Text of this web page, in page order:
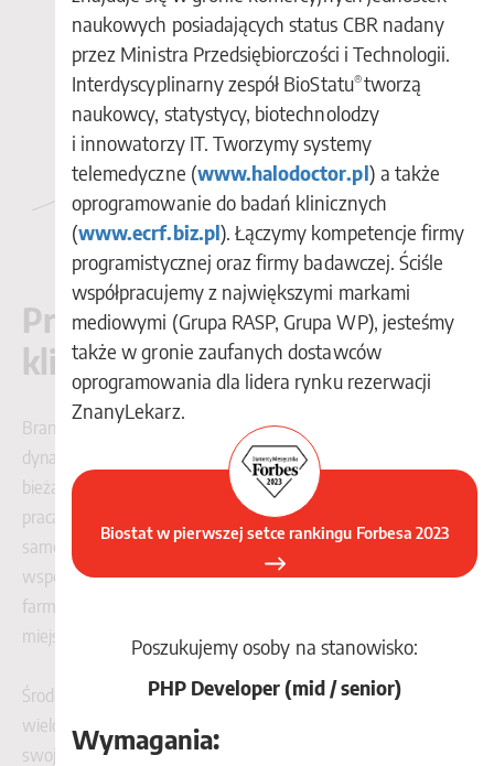
Praca w dziale badań
klinicznych?
Branża medyczna jest dziedziną, która rozwija się niezwykle
dynamicznie i wiedzę dotyczącą badań klinicznych należy na
bieżąco rozwijać, dlatego praca w badaniach klinicznych to
praca dla osób, które lubią wyzwania i mają chęć ciągłego
samorozwoju. Ku temu możliwości daje firma BioStat
®
współpracuje długofalowo z największymi koncernami
farmaceutycznymi na świecie, dzięki czemu praca w tym
miejscu wprowadzi każdego do współpracy z najlepszymi.
Środowisko związane z badaniami klinicznymi jest
wielopoziomowe i wielu specjalistów może odnaleźć w tym
swoje miejsce. Baza ofert pracy jest szeroka, więc miejsce
naukowych posiadających status CBR nadany
przez Ministra Przedsiębiorczości i Technologii.
Interdyscyplinarny zespół BioStatu®tworzą
naukowcy, statystycy, biotechnolodzy
i innowatorzy IT. Tworzymy systemy
telemedyczne (www.halodoctor.pl) a także
oprogramowanie do badań klinicznych
(www.ecrf.biz.pl). Łączymy kompetencje firmy
programistycznej oraz firmy badawczej. Ściśle
współpracujemy z największymi markami
mediowymi (Grupa RASP, Grupa WP), jesteśmy
także w gronie zaufanych dostawców
oprogramowania dla lidera rynku rezerwacji
ZnanyLekarz.
Biostat w pierwszej setce rankingu Forbesa 2023
Poszukujemy osoby na stanowisko:
PHP Developer (mid / senior)
Wymagania: